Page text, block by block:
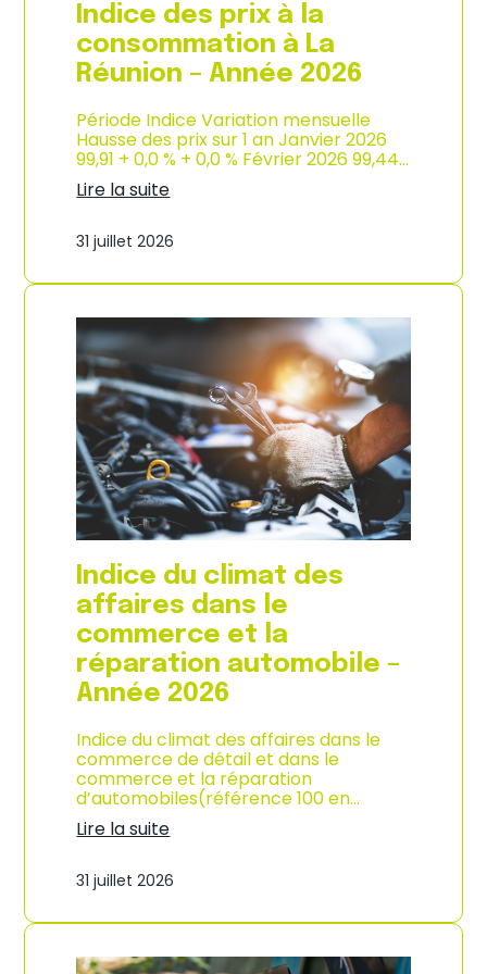
2
0
2
6
Indice des prix à la
consommation à La
Réunion – Année 2026
Période Indice Variation mensuelle
Hausse des prix sur 1 an Janvier 2026
99,91 + 0,0 % + 0,0 % Février 2026 99,44…
Lire la suite
n
i
e
e
s
p
r
i
x
à
l
a
c
o
n
s
o
m
m
a
t
o
n
à
L
R
u
n
o
n
31 juillet 2026
Indice du climat des
affaires dans le
commerce et la
réparation automobile –
Année 2026
Indice du climat des affaires dans le
commerce de détail et dans le
commerce et la réparation
d’automobiles(référence 100 en…
Lire la suite
n
i
e
31 juillet 2026